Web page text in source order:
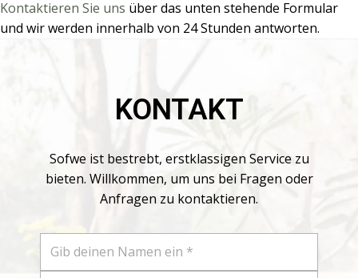
Kontaktieren Sie uns über das unten stehende Formular
und wir werden innerhalb von 24 Stunden antworten.
KONTAKT
Sofwe ist bestrebt, erstklassigen Service zu
bieten. Willkommen, um uns bei Fragen oder
Anfragen zu kontaktieren.